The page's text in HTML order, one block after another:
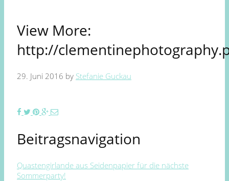
View More:
http://
29. Juni 2016 by Stefanie Guckau
Beitragsnavigation
Quastengirlande aus Seidenpapier für die nächste
Sommerparty!